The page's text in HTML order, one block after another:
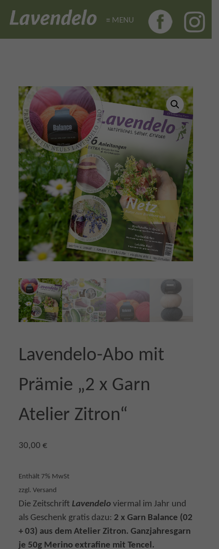
≡ MENU
Lavendelo-Abo mit
Prämie „2 x Garn
Atelier Zitron“
30,00 €
Enthält 7% MwSt
zzgl. Versand
Die Zeitschrift Lavendelo viermal im Jahr und
als Geschenk gratis dazu: 2 x Garn Balance (02
+ 03) aus dem Atelier Zitron. Ganzjahresgarn
je 50g Merino extrafine mit Tencel.